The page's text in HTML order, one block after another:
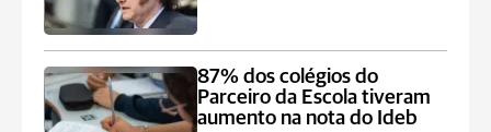
87% dos colégios do
Parceiro da Escola tiveram
aumento na nota do Ideb